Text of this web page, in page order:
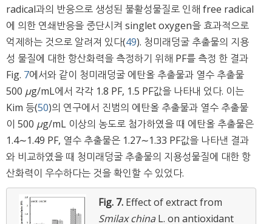
radical과의 반응으로 생성된 불활성물질로 인해 free radical
에 의한 연쇄반응을 중단시켜 singlet oxygen을 효과적으로
억제하는 것으로 알려져 있다(49). 청미래덩굴 추출물의 지용
성 물질에 대한 항산화력을 측정하기 위해 PF를 측정 한 결과
Fig. 7에서와 같이 청미래덩굴 에탄올 추출물과 열수 추출물
500 μg/mL에서 각각 1.8 PF, 1.5 PF값을 나타내 었다. 이는
Kim 등(50)의 연구에서 진범의 에탄올 추출물과 열수 추출물
이 500 μg/mL 이상의 농도로 첨가하였을 때 에탄올 추출물은
1.4∼1.49 PF, 열수 추출물은 1.27∼1.33 PF값을 나타낸 결과
와 비교하였을 때 청미래덩굴 추출물의 지용성물질에 대한 항
산화력이 우수하다는 것을 확인할 수 있었다.
Fig. 7. Effect of extract from
Smilax china L. on antioxidant